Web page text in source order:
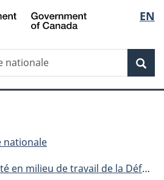
Passer
au
principal
Passer
à
Au
du
Passer
à
version
simplifiée
de
la
EN
nationale
de travail de la Défense nationale